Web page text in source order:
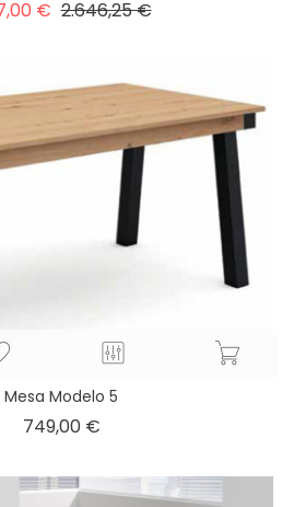
€ Precio
2.646,25 €Precio
Mesa Modelo 5
749,00 €Precio